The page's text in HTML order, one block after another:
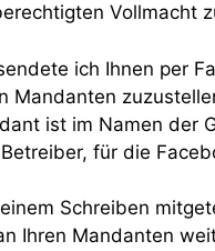
Vollmacht
ich Ihnen per
Mandanten
ist im Namen der
für die
Schreiben
Ihren Mandanten